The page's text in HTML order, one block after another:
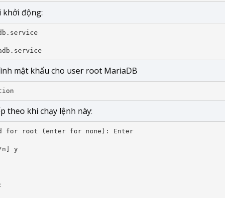
khởi động:
mật khẩu cho user root MariaDB
theo khi chạy lệnh này:
for root (enter for none): Enter
n] y